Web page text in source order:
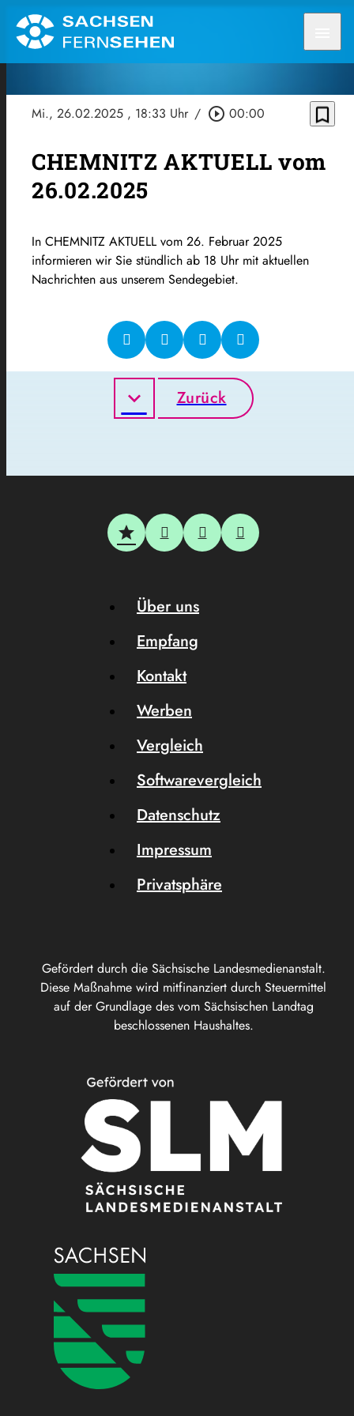
Mi., 26.02.2025 , 18:33 Uhr / play_circle_outline 00:00 bookmark_border
CHEMNITZ AKTUELL vom
26.02.2025
In CHEMNITZ AKTUELL vom 26. Februar 2025
informieren wir Sie stündlich ab 18 Uhr mit aktuellen
Nachrichten aus unserem Sendegebiet.
Zurück
Gefördert durch die Sächsische Landesmedienanstalt.
Diese Maßnahme wird mitfinanziert durch Steuermittel
auf der Grundlage des vom Sächsischen Landtag
beschlossenen Haushaltes.
Über uns
Empfang
Kontakt
Werben
Vergleich
Softwarevergleich
Datenschutz
Impressum
Privatsphäre